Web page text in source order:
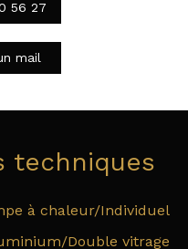
56 27
mail
techniques
à chaleur/Individuel
Double vitrage